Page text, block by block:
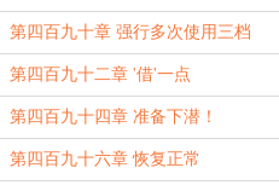
第四百九十章 强行多次使用三档
第四百九十二章 '借'一点
第四百九十四章 准备下潜！
第四百九十六章 恢复正常